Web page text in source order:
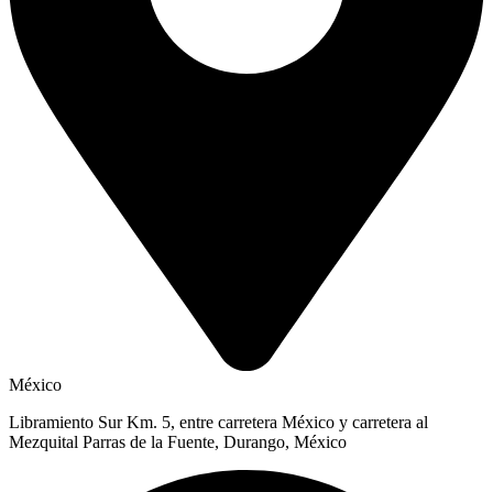
México
Libramiento Sur Km. 5, entre carretera México y carretera al
Mezquital Parras de la Fuente, Durango, México